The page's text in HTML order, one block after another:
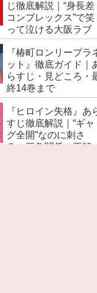
じ徹底解説｜“身長差
コンプレックス”で笑
って泣ける大阪ラブ
『椿町ロンリープラ
ット』徹底ガイド｜
らすじ・見どころ・
終14巻まで
『ヒロイン失格』あ
すじ徹底解説｜“ギャ
グ全開”なのに刺さ
る、三角関係の正解